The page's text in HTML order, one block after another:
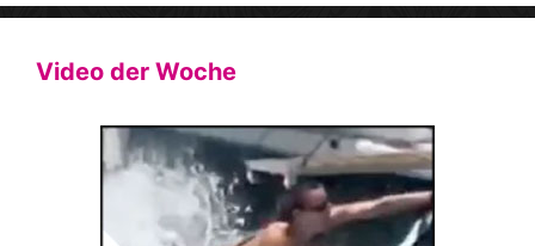
Video der Woche